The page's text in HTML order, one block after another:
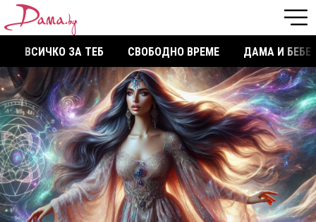
ВСИЧКО ЗА ТЕБ СВОБОДНО ВРЕМЕ ДАМА И БЕБЕ